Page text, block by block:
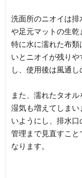
洗面所のニオイは
や足元マットの生乾
特に水に濡れた布
いとニオイが残り
し、使用後は風通し
また、濡れたタオ
湿気も増えてしま
いようにし、排水
管理まで見直すこと
なります。